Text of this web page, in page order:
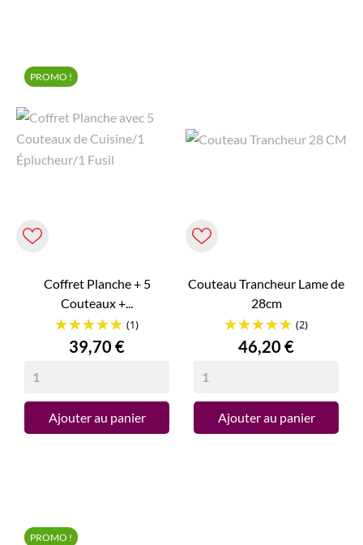
Coffret Planche + 5
Couteaux +...
(1)
Prix
39,70 €
Ajouter au panier
PROMO !
Couteau Trancheur Lame de
28cm
(2)
Prix
46,20 €
Ajouter au panier
PROMO !